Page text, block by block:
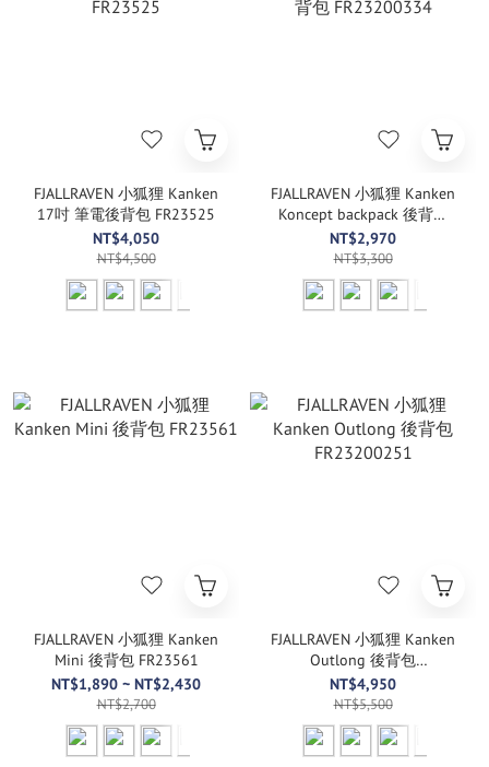
FJALLRAVEN 小狐狸 Kanken
17吋 筆電後背包 FR23525
NT$4,050
NT$4,500
FJALLRAVEN 小狐狸 Kanken
Koncept backpack 後背包
FR23200334
NT$2,970
NT$3,300
FJALLRAVEN 小狐狸 Kanken
Mini 後背包 FR23561
NT$1,890 ~ NT$2,430
NT$2,700
FJALLRAVEN 小狐狸 Kanken
Outlong 後背包
FR23200251
NT$4,950
NT$5,500